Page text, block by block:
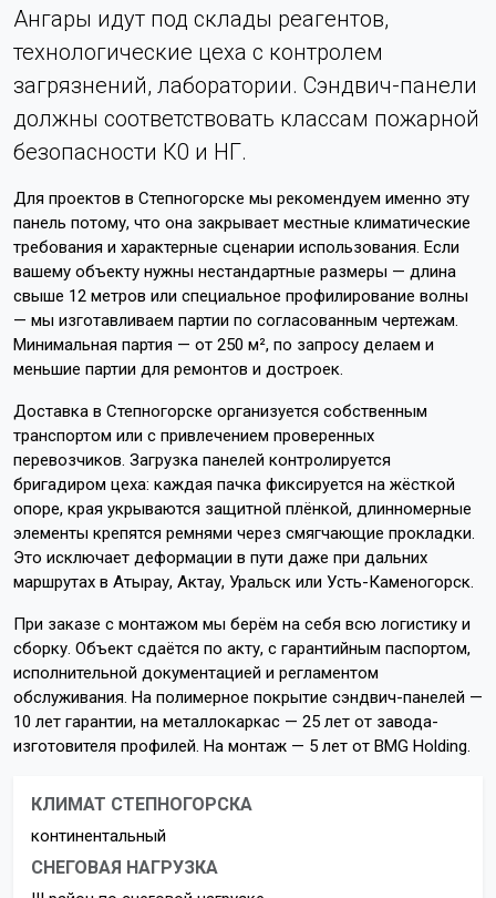
Ангары идут под склады реагентов,
технологические цеха с контролем
загрязнений, лаборатории. Сэндвич-панели
должны соответствовать классам пожарной
безопасности К0 и НГ.
Для проектов в Степногорске мы рекомендуем именно эту
панель потому, что она закрывает местные климатические
требования и характерные сценарии использования. Если
вашему объекту нужны нестандартные размеры — длина
свыше 12 метров или специальное профилирование волны
— мы изготавливаем партии по согласованным чертежам.
Минимальная партия — от 250 м², по запросу делаем и
меньшие партии для ремонтов и достроек.
Доставка в Степногорске организуется собственным
транспортом или с привлечением проверенных
перевозчиков. Загрузка панелей контролируется
бригадиром цеха: каждая пачка фиксируется на жёсткой
опоре, края укрываются защитной плёнкой, длинномерные
элементы крепятся ремнями через смягчающие прокладки.
Это исключает деформации в пути даже при дальних
маршрутах в Атырау, Актау, Уральск или Усть-Каменогорск.
При заказе с монтажом мы берём на себя всю логистику и
сборку. Объект сдаётся по акту, с гарантийным паспортом,
исполнительной документацией и регламентом
обслуживания. На полимерное покрытие сэндвич-панелей —
10 лет гарантии, на металлокаркас — 25 лет от завода-
изготовителя профилей. На монтаж — 5 лет от BMG Holding.
КЛИМАТ СТЕПНОГОРСКА
континентальный
СНЕГОВАЯ НАГРУЗКА